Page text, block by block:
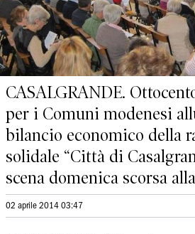
CASALGRANDE.
per i Comuni modenesi
bilancio economico della
solidale “Città di
scena domenica scorsa
02 aprile 2014 03:47